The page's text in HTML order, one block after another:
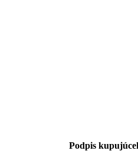
Podpis